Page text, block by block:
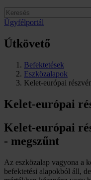
Ügyfélportál
Útkövető
Befektetések
Eszközalapok
Kelet-európai
Kelet-európai
Kelet-európai
- megszűnt
Az eszközalap vagyona a
befektetési alapokból áll,